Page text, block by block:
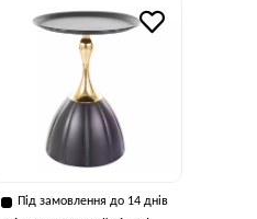
Під замовлення до 14 днів